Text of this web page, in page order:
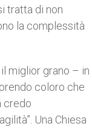
tratta di non
la complessità
miglior grano – in
coloro che
credo
Una Chiesa